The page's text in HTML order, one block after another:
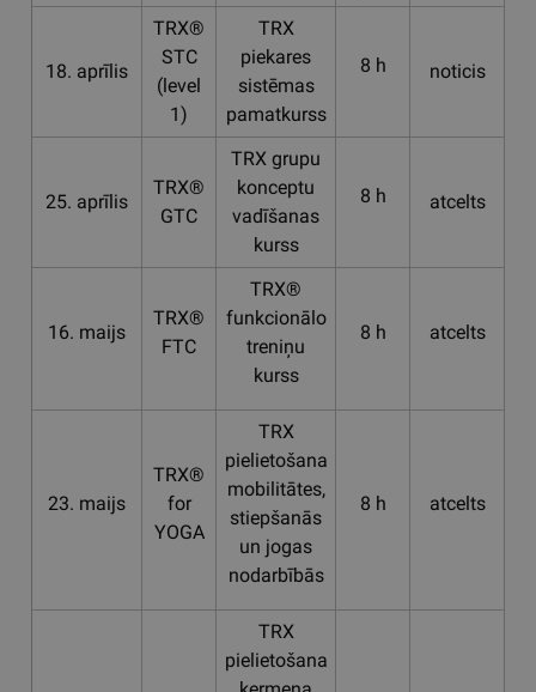
18. aprīlis
TRX®
STC
(level
1)
TRX
piekares
sistēmas
pamatkurss
8 h noticis
25. aprīlis
TRX®
GTC
TRX grupu
konceptu
vadīšanas
kurss
8 h atcelts
16. maijs
TRX®
FTC
TRX®
funkcionālo
treniņu
kurss
8 h atcelts
23. maijs
TRX®
for
YOGA
TRX
pielietošana
mobilitātes,
stiepšanās
un jogas
nodarbībās
8 h atcelts
TRX
pielietošana